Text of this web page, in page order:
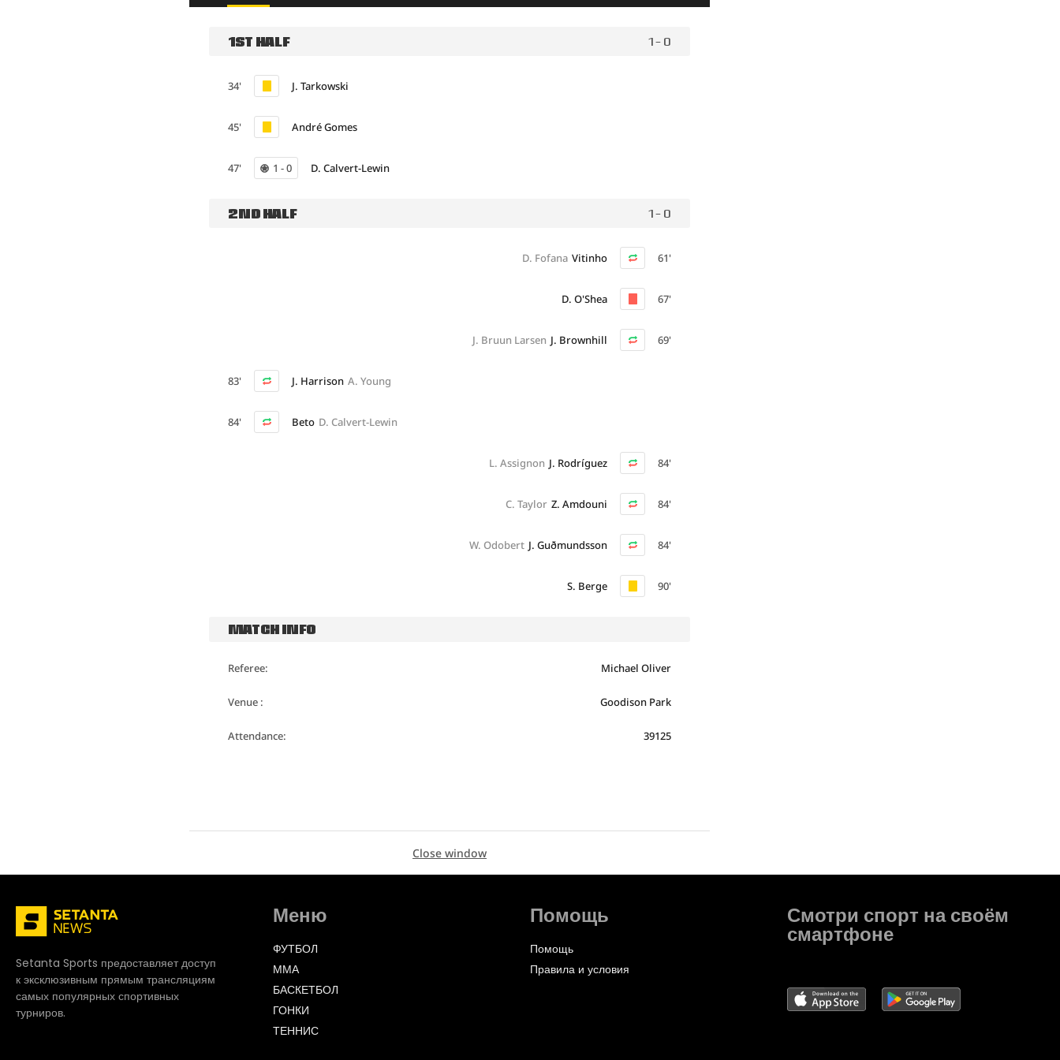
1ST HALF 1 - 0
34' J. Tarkowski
45' André Gomes
47' 1 - 0 D. Calvert-Lewin
2ND HALF 1 - 0
61'
Vitinho
D. Fofana
67'
D. O'Shea
69'
J. Brownhill
J. Bruun Larsen
83' J. Harrison A. Young
84' Beto D. Calvert-Lewin
84'
J. Rodríguez
L. Assignon
84'
Z. Amdouni
C. Taylor
84'
J. Guðmunds­son
W. Odobert
90'
S. Berge
MATCH INFO
Referee: Michael Oliver
Venue : Goodison Park
Attendance: 39125
Close window
Setanta Sports предоставляет доступ
к эксклюзивным прямым трансляциям
самых популярных спортивных
турниров.
Меню
ФУТБОЛ
ММА
БАСКЕТБОЛ
ГОНКИ
ТЕННИС
Помощь
Помощь
Правила и условия
Смотри спорт на своём
смартфоне